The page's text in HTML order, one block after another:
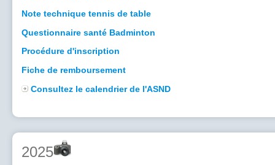
Note technique tennis de table
Questionnaire santé Badminton
Procédure d'inscription
Fiche de remboursement
Consultez le calendrier de l'ASND
2025